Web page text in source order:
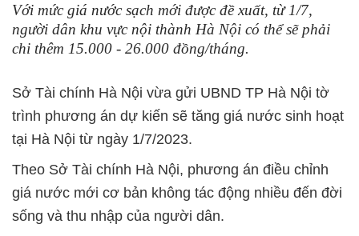
Với mức giá nước sạch mới được đề xuất, từ 1/7,
người dân khu vực nội thành Hà Nội có thể sẽ phải
chi thêm 15.000 - 26.000 đồng/tháng.
Sở Tài chính Hà Nội vừa gửi UBND TP Hà Nội tờ
trình phương án dự kiến sẽ tăng giá nước sinh hoạt
tại Hà Nội từ ngày 1/7/2023.
Theo Sở Tài chính Hà Nội, phương án điều chỉnh
giá nước mới cơ bản không tác động nhiều đến đời
sống và thu nhập của người dân.